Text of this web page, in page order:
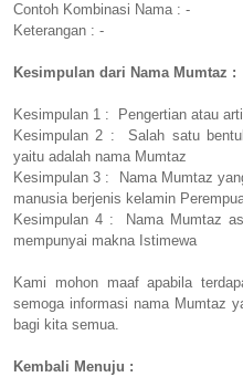
Contoh Kombinasi Nama : -
Keterangan : -
Kesimpulan dari Nama Mumtaz :
Kesimpulan 1 : Pengertian atau
Kesimpulan 2 : Salah satu
yaitu adalah nama Mumtaz
Kesimpulan 3 : Nama Mumtaz
manusia berjenis kelamin
Kesimpulan 4 : Nama Mumtaz
mempunyai makna Istimewa
Kami mohon maaf apabila
semoga informasi nama Mumtaz
bagi kita semua.
Kembali Menuju :